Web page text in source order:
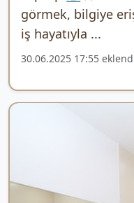
görmek, bilgiye
iş hayatıyla ...
30.06.2025 17:55